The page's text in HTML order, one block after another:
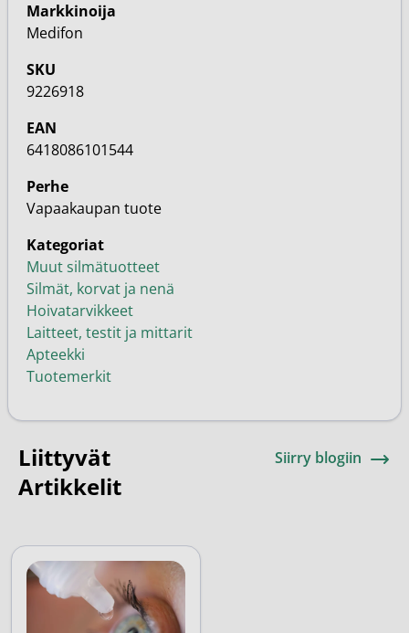
Markkinoija
Medifon
SKU
9226918
EAN
6418086101544
Perhe
Vapaakaupan tuote
Kategoriat
Muut silmätuotteet
Silmät, korvat ja nenä
Hoivatarvikkeet
Laitteet, testit ja mittarit
Apteekki
Tuotemerkit
Liittyvät
Artikkelit
Siirry blogiin